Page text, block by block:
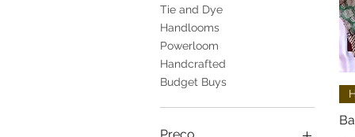
Tie and Dye
Handlooms
Powerloom
Handcrafted
Budget Buys